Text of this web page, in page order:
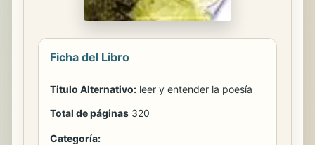
Ficha del Libro
Titulo Alternativo: leer y entender la poesía
Total de páginas 320
Categoría: